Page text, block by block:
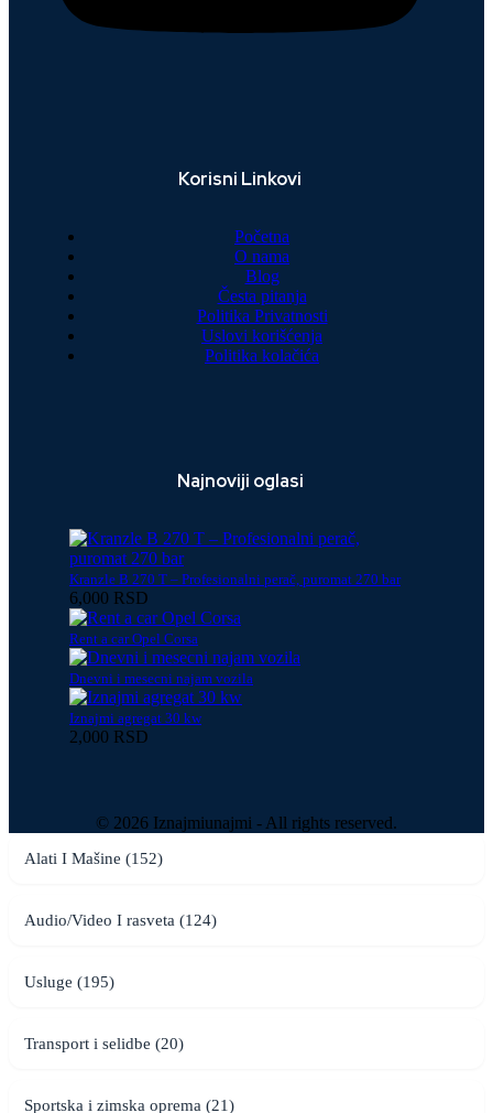
Korisni Linkovi
Početna
O nama
Blog
Česta pitanja
Politika Privatnosti
Uslovi korišćenja
Politika kolačića
Najnoviji oglasi
Kranzle B 270 T – Profesionalni perač, puromat 270 bar
6,000 RSD
Rent a car Opel Corsa
Dnevni i mesecni najam vozila
Iznajmi agregat 30 kw
2,000 RSD
© 2026 Iznajmiunajmi - All rights reserved.
Alati I Mašine (152)
Audio/Video I rasveta (124)
Usluge (195)
Transport i selidbe (20)
Sportska i zimska oprema (21)